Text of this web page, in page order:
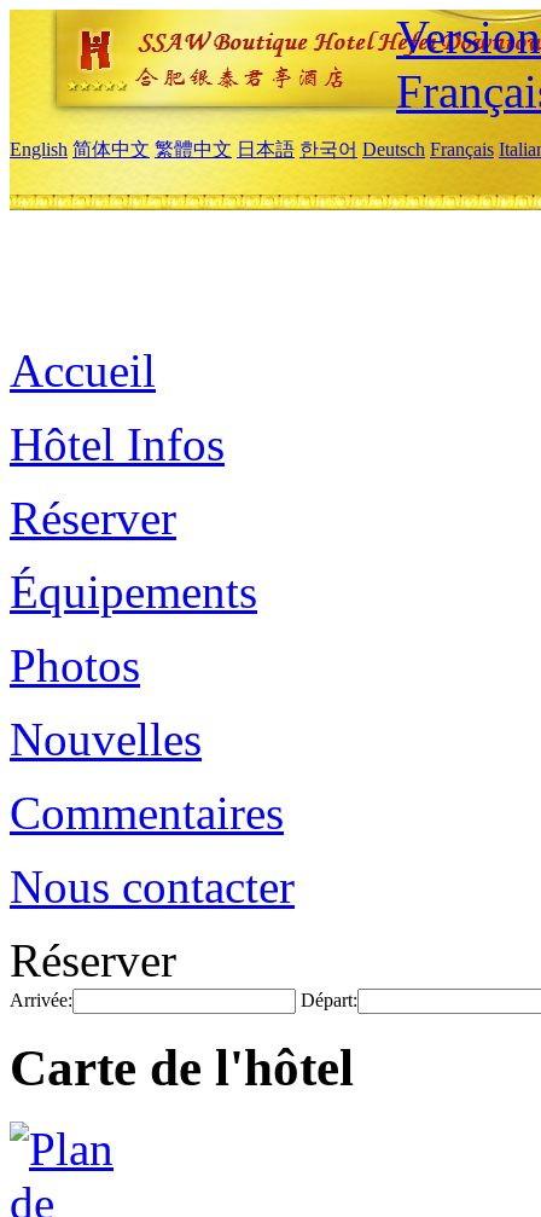
English 简体中文 繁體中文 日本語 한국어 Deutsch Français
Accueil
Hôtel Infos
Réserver
Équipements
Photos
Nouvelles
Commentaires
Nous contacter
Réserver
Arrivée: Départ:
Carte de l'hôtel